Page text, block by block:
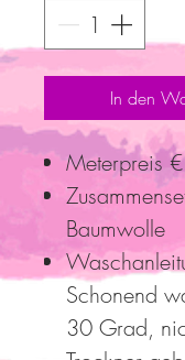
In den
Meterpreis
Baumwolle
Schonend
30 Grad,